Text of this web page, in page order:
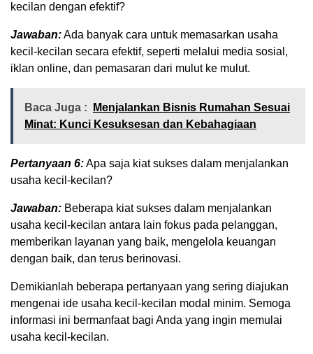
kecilan dengan efektif?
Jawaban:Ada banyak cara untuk memasarkan usaha
kecil-kecilan secara efektif, seperti melalui media sosial,
iklan online, dan pemasaran dari mulut ke mulut.
Baca Juga :
Menjalankan Bisnis Rumahan Sesuai
Minat: Kunci Kesuksesan dan Kebahagiaan
Pertanyaan 6:Apa saja kiat sukses dalam menjalankan
usaha kecil-kecilan?
Jawaban: Beberapa kiat sukses dalam menjalankan
usaha kecil-kecilan antara lain fokus pada pelanggan,
memberikan layanan yang baik, mengelola keuangan
dengan baik, dan terus berinovasi.
Demikianlah beberapa pertanyaan yang sering diajukan
mengenai ide usaha kecil-kecilan modal minim. Semoga
informasi ini bermanfaat bagi Anda yang ingin memulai
usaha kecil-kecilan.